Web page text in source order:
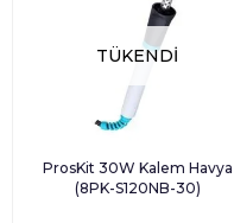
TÜKENDI
ProsKit 30W Kalem Havya
(8PK-S120NB-30)